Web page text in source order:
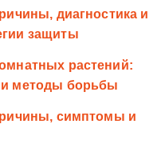
диагностика и
защиты
растений:
методы борьбы
симптомы и